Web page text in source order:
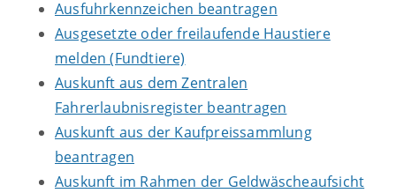
Ausfuhrkennzeichen beantragen
Ausgesetzte oder freilaufende Haustiere
melden (Fundtiere)
Auskunft aus dem Zentralen
Fahrerlaubnisregister beantragen
Auskunft aus der Kaufpreissammlung
beantragen
Auskunft im Rahmen der Geldwäscheaufsicht